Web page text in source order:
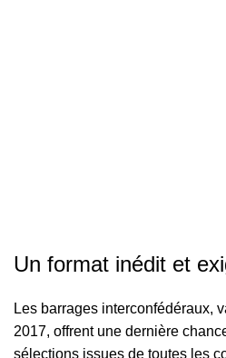
Un format inédit et
Les barrages interconfédéraux,
2017, offrent une dernière
sélections issues de toutes les